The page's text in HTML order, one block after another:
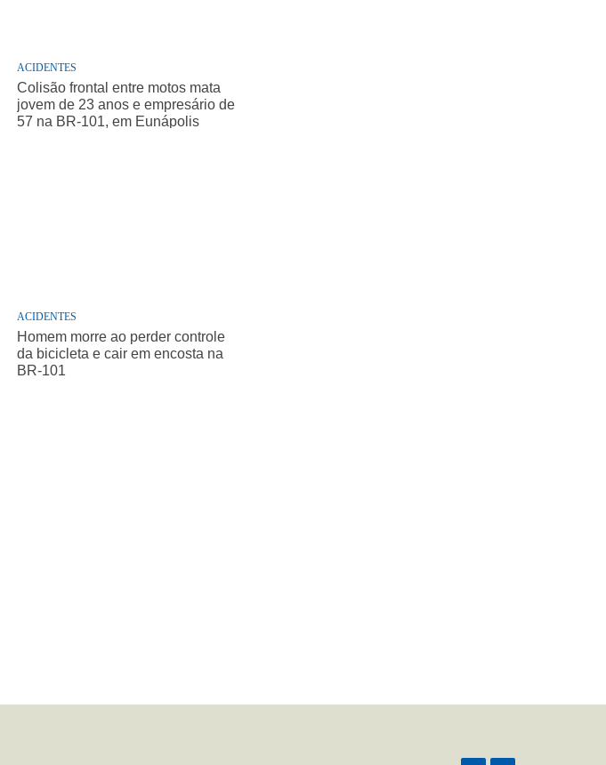
ACIDENTES
Colisão frontal entre motos mata
jovem de 23 anos e empresário de
57 na BR-101, em Eunápolis
ACIDENTES
Homem morre ao perder controle
da bicicleta e cair em encosta na
BR-101